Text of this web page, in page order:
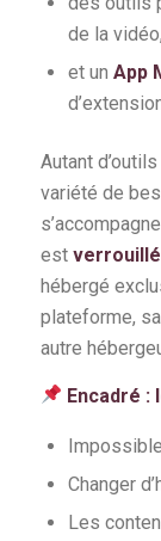
de la vidéo,
et un App
Autant
variété de
est verrouillé
hébergé
plateforme,
autre
Encadré :
Changer
Les